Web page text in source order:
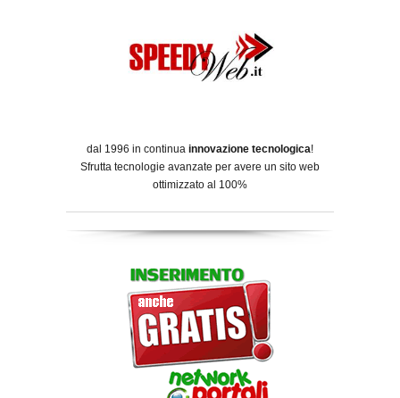
dal 1996 in continua innovazione tecnologica!
Sfrutta tecnologie avanzate per avere un sito web
ottimizzato al 100%